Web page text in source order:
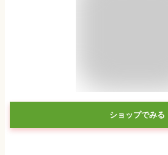
ショップでみる